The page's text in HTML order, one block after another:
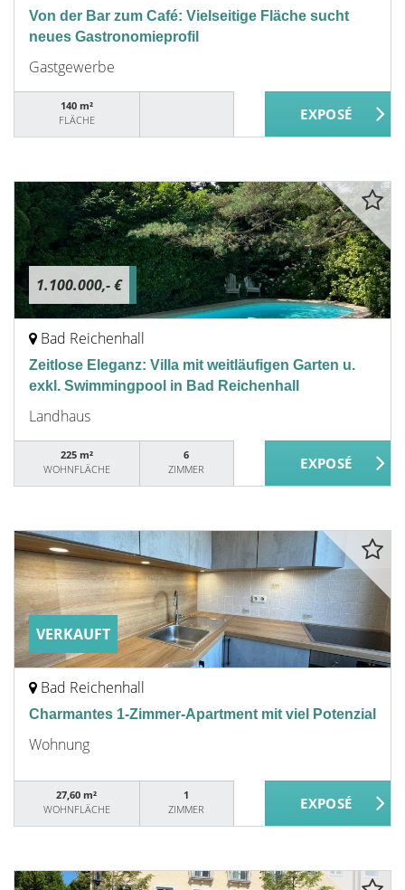
Von der Bar zum Café: Vielseitige Fläche sucht
neues Gastronomieprofil
Gastgewerbe
140 m²
FLÄCHE
1.100.000,- €
Bad Reichenhall
Zeitlose Eleganz: Villa mit weitläufigen Garten u.
exkl. Swimmingpool in Bad Reichenhall
Landhaus
225 m²
WOHNFLÄCHE
6
ZIMMER
VERKAUFT
Bad Reichenhall
Charmantes 1-Zimmer-Apartment mit viel Potenzial
Wohnung
27,60 m²
WOHNFLÄCHE
1
ZIMMER